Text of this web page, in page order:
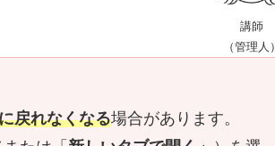
講師
（管理人）
戻れなくなる場合があります。